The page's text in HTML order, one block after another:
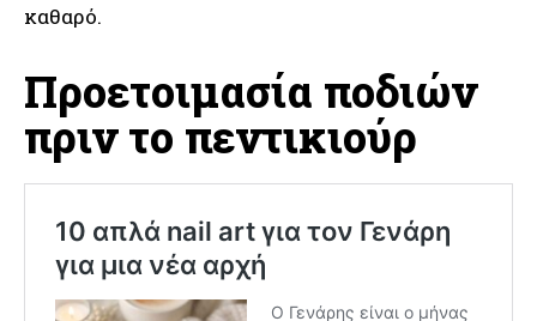
καθαρό.
Προετοιμασία ποδιών
πριν το πεντικιούρ